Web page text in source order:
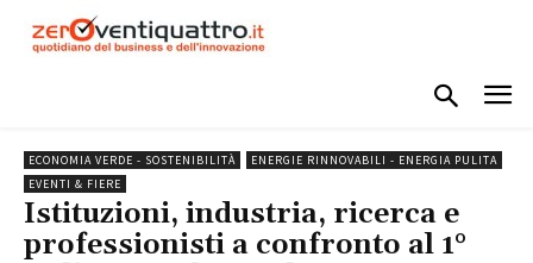
ECONOMIA VERDE - SOSTENIBILITÀ
ENERGIE RINNOVABILI - ENERGIA PULITA
EVENTI & FIERE
Istituzioni, industria, ricerca e
professionisti a confronto al 1°